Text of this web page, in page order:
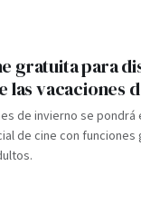
gratuita para
las vacaciones
de invierno se pondrá
de cine con